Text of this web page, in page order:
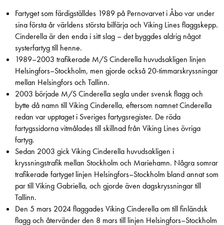
Fartyget som färdigställdes 1989 på Pernovarvet i Åbo var under
sina första år världens största bilfärja och Viking Lines flaggskepp.
Cinderella är den enda i sitt slag – det byggdes aldrig något
systerfartyg till henne.
1989–2003 trafikerade M/S Cinderella huvudsakligen linjen
Helsingfors–Stockholm, men gjorde också 20-timmarskryssningar
mellan Helsingfors och Tallinn.
2003 började M/S Cinderella segla under svensk flagg och
bytte då namn till Viking Cinderella, eftersom namnet Cinderella
redan var upptaget i Sveriges fartygsregister. De röda
fartygssidorna vitmålades till skillnad från Viking Lines övriga
fartyg.
Sedan 2003 gick Viking Cinderella huvudsakligen i
kryssningstrafik mellan Stockholm och Mariehamn. Några somrar
trafikerade fartyget linjen Helsingfors–Stockholm bland annat som
par till Viking Gabriella, och gjorde även dagskryssningar till
Tallinn.
Den 5 mars 2024 flaggades Viking Cinderella om till finländsk
flagg och återvänder den 8 mars till linjen Helsingfors–Stockholm